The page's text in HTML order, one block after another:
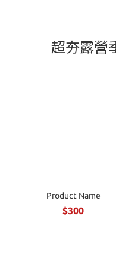
超夯露營
Product Name
$300